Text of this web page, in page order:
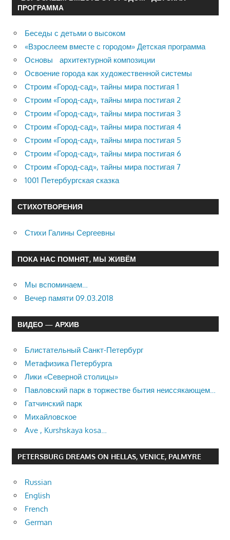
ПРОГРАММА
Беседы с детьми о высоком
«Взрослеем вместе с городом» Детская программа
Основы архитектурной композиции
Освоение города как художественной системы
Строим «Город-сад», тайны мира постигая 1
Строим «Город-сад», тайны мира постигая 2
Строим «Город-сад», тайны мира постигая 3
Строим «Город-сад», тайны мира постигая 4
Строим «Город-сад», тайны мира постигая 5
Строим «Город-сад», тайны мира постигая 6
Строим «Город-сад», тайны мира постигая 7
1001 Петербургская сказка
СТИХОТВОРЕНИЯ
Стихи Галины Сергеевны
ПОКА НАС ПОМНЯТ, МЫ ЖИВЁМ
Мы вспоминаем…
Вечер памяти 09.03.2018
ВИДЕО — АРХИВ
Блистательный Санкт-Петербург
Метафизика Петербурга
Лики «Северной столицы»
Павловский парк в торжестве бытия неиссякающем…
Гатчинский парк
Михайловское
Ave , Kurshskaya kosa…
PETERSBURG DREAMS ON HELLAS, VENICE, PALMYRE
Russian
English
French
German